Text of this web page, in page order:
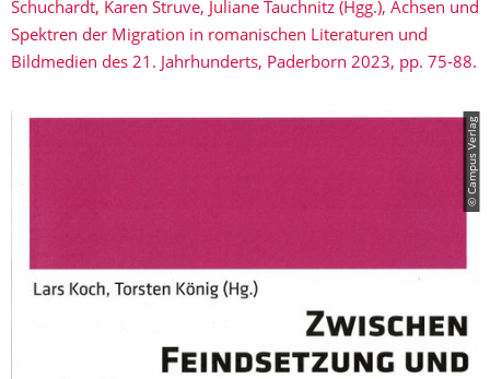
Schuchardt, Karen Struve, Juliane Tauchnitz (Hgg.), Achsen und
Spektren der Migration in romanischen Literaturen und
Bildmedien des 21. Jahrhunderts, Paderborn 2023, pp. 75-88.
© Campus Verlag